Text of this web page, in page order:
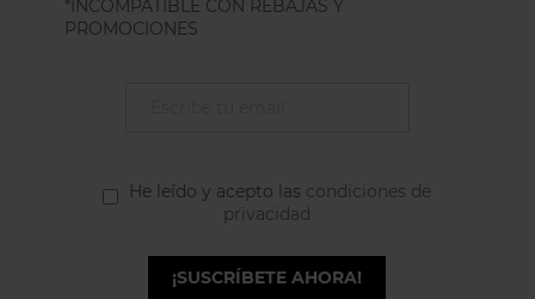
*INCOMPATIBLE CON REBAJAS Y
PROMOCIONES
He leído y acepto las condiciones de
privacidad
¡SUSCRÍBETE AHORA!